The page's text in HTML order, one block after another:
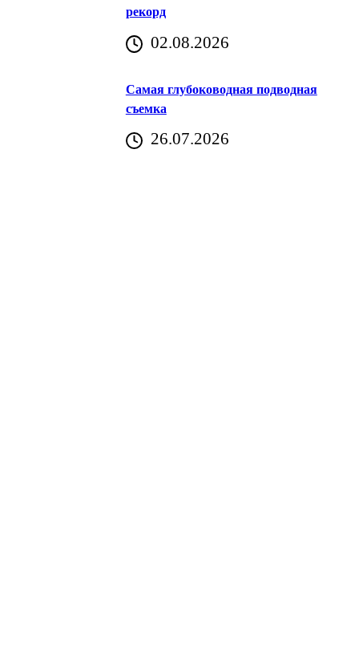
рекорд
02.08.2026
Самая глубоководная подводная
съемка
26.07.2026